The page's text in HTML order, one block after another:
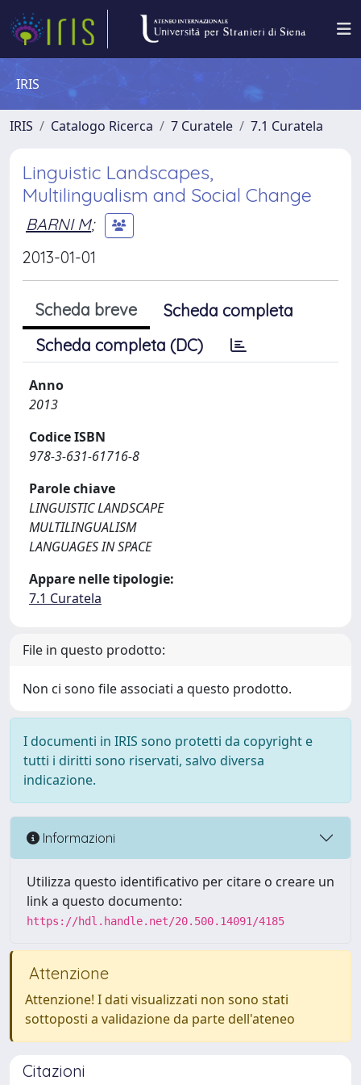
IRIS
IRIS Catalogo Ricerca 7 Curatele 7.1 Curatela
Linguistic Landscapes,
Multilingualism and Social Change
BARNI M;
2013-01-01
Scheda breve
Scheda completa
Scheda completa (DC)
Anno
2013
Codice ISBN
978-3-631-61716-8
Parole chiave
LINGUISTIC LANDSCAPE
MULTILINGUALISM
LANGUAGES IN SPACE
Appare nelle tipologie:
7.1 Curatela
File in questo prodotto:
Non ci sono file associati a questo prodotto.
I documenti in IRIS sono protetti da copyright e
tutti i diritti sono riservati, salvo diversa
indicazione.
Informazioni
Utilizza questo identificativo per citare o creare un
link a questo documento:
https://hdl.handle.net/20.500.14091/4185
Attenzione
Attenzione! I dati visualizzati non sono stati
sottoposti a validazione da parte dell'ateneo
Citazioni